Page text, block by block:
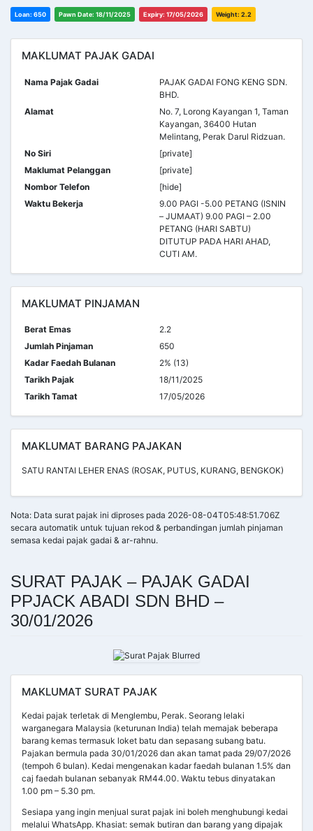
Loan: 650 Pawn Date: 18/11/2025 Expiry: 17/05/2026 Weight: 2.2
MAKLUMAT PAJAK GADAI
Nama Pajak Gadai
PAJAK GADAI FONG KENG SDN.
BHD.
Alamat
No. 7, Lorong Kayangan 1, Taman
Kayangan, 36400 Hutan
Melintang, Perak Darul Ridzuan.
No Siri
[private]
Maklumat Pelanggan
[private]
Nombor Telefon
[hide]
Waktu Bekerja
9.00 PAGI -5.00 PETANG (ISNIN
– JUMAAT) 9.00 PAGI – 2.00
PETANG (HARI SABTU)
DITUTUP PADA HARI AHAD,
CUTI AM.
MAKLUMAT PINJAMAN
Berat Emas
2.2
Jumlah Pinjaman
650
Kadar Faedah Bulanan
2% (13)
Tarikh Pajak
18/11/2025
Tarikh Tamat
17/05/2026
MAKLUMAT BARANG PAJAKAN
SATU RANTAI LEHER ENAS (ROSAK, PUTUS, KURANG, BENGKOK)
Nota: Data surat pajak ini diproses pada 2026-08-04T05:48:51.706Z
secara automatik untuk tujuan rekod & perbandingan jumlah pinjaman
semasa kedai pajak gadai & ar-rahnu.
SURAT PAJAK – PAJAK GADAI
PPJACK ABADI SDN BHD –
30/01/2026
MAKLUMAT SURAT PAJAK
Kedai pajak terletak di Menglembu, Perak. Seorang lelaki
warganegara Malaysia (keturunan India) telah memajak beberapa
barang kemas termasuk loket batu dan sepasang subang batu.
Pajakan bermula pada 30/01/2026 dan akan tamat pada 29/07/2026
(tempoh 6 bulan). Kedai mengenakan kadar faedah bulanan 1.5% dan
caj faedah bulanan sebanyak RM44.00. Waktu tebus dinyatakan
1.00 pm – 5.30 pm.
Sesiapa yang ingin menjual surat pajak ini boleh menghubungi kedai
melalui WhatsApp. Khasiat: semak butiran dan barang yang dipajak